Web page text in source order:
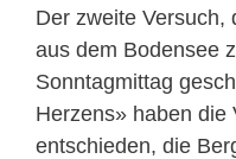
Der zweite Versuch,
aus dem Bodensee
Sonntagmittag
Herzens» haben die
entschieden, die